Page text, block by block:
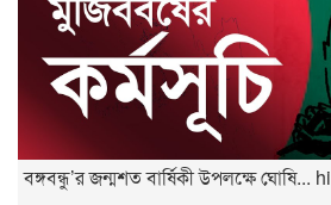
বঙ্গবন্ধু’র জন্মশত বার্ষিকী উপলক্ষে ঘোষি... hi